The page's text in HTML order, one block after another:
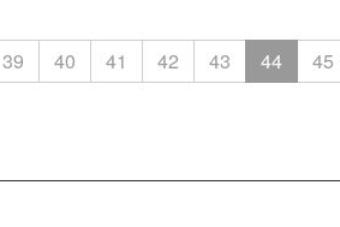
39 40 41 42 43 44 45